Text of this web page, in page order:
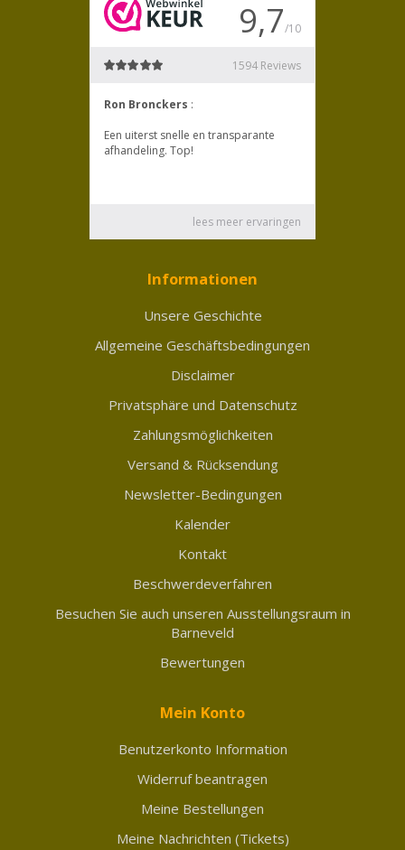
Informationen
Unsere Geschichte
Allgemeine Geschäftsbedingungen
Disclaimer
Privatsphäre und Datenschutz
Zahlungsmöglichkeiten
Versand & Rücksendung
Newsletter-Bedingungen
Kalender
Kontakt
Beschwerdeverfahren
Besuchen Sie auch unseren Ausstellungsraum in
Barneveld
Bewertungen
Mein Konto
Benutzerkonto Information
Widerruf beantragen
Meine Bestellungen
Meine Nachrichten (Tickets)